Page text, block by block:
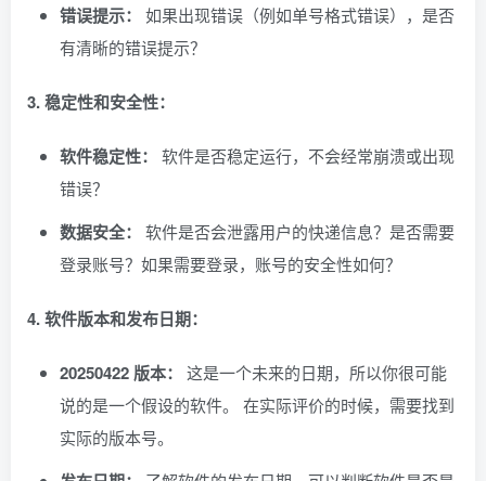
错误提示：
如果出现错误（例如单号格式错误），是否
有清晰的错误提示？
3. 稳定性和安全性：
软件稳定性：
软件是否稳定运行，不会经常崩溃或出现
错误？
数据安全：
软件是否会泄露用户的快递信息？是否需要
登录账号？如果需要登录，账号的安全性如何？
4. 软件版本和发布日期：
20250422 版本：
这是一个未来的日期，所以你很可能
说的是一个假设的软件。 在实际评价的时候，需要找到
实际的版本号。